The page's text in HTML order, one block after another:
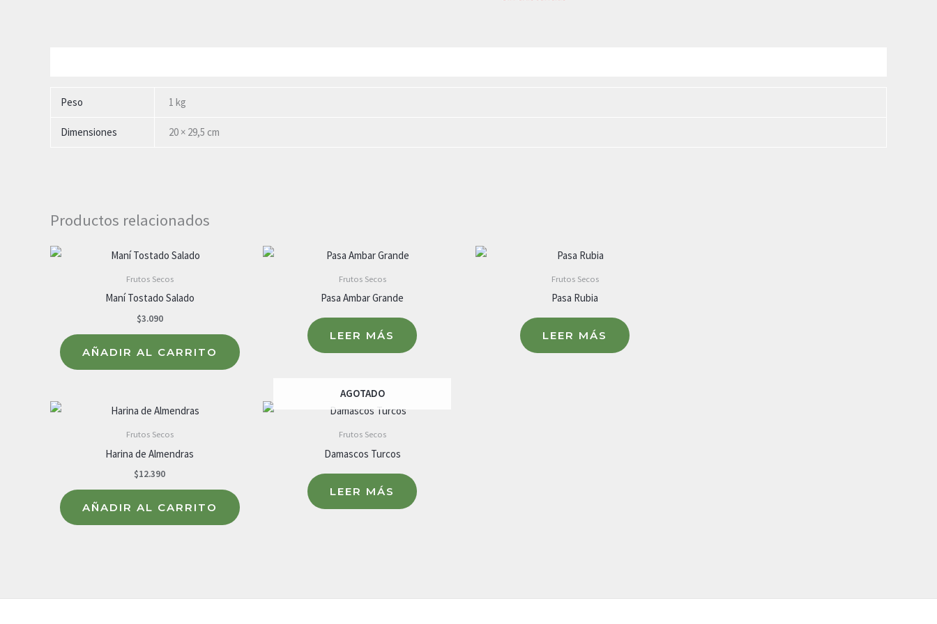
Peso 1 kg
Dimensiones 20 × 29,5 cm
Productos relacionados
Frutos Secos
Maní Tostado Salado
$3.090
AÑADIR AL CARRITO
Frutos Secos
Pasa Ambar Grande
LEER MÁS
Frutos Secos
Pasa Rubia
LEER MÁS
Frutos Secos
Harina de Almendras
$12.390
AÑADIR AL CARRITO
AGOTADO
Frutos Secos
Damascos Turcos
LEER MÁS